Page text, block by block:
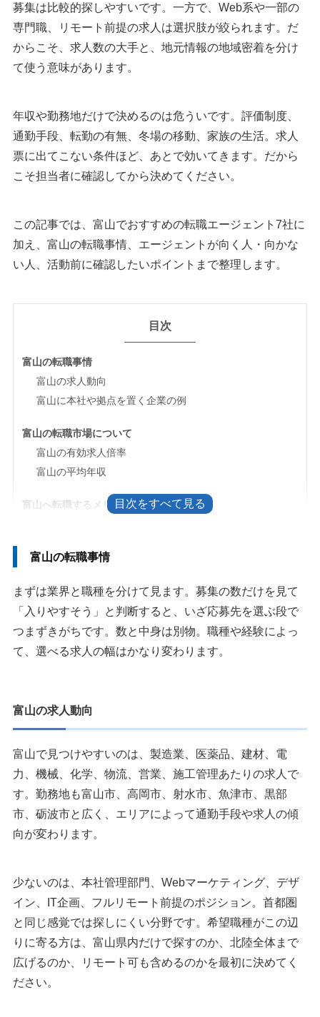
募集は比較的探しやすいです。一方で、Web系や一部の
専門職、リモート前提の求人は選択肢が絞られます。だ
からこそ、求人数の大手と、地元情報の地域密着を分け
て使う意味があります。
年収や勤務地だけで決めるのは危ういです。評価制度、
通勤手段、転勤の有無、冬場の移動、家族の生活。求人
票に出てこない条件ほど、あとで効いてきます。だから
こそ担当者に確認してから決めてください。
この記事では、富山でおすすめの転職エージェント7社に
加え、富山の転職事情、エージェントが向く人・向かな
い人、活動前に確認したいポイントまで整理します。
目次
富山の転職事情
富山の求人動向
富山に本社や拠点を置く企業の例
富山の転職市場について
富山の有効求人倍率
富山の平均年収
富山へ転職するメリット・デメリット
富山で条件のよい企業を探すときの見方
富山の転職で転職エージェントを使うべき人
大手と地域密着型を分けて使う
転職エージェントを使わないほうがいい人
転職を急がないほうがいい人
1.富山の非公開求人を確認できる
富山で転職エージェントを複数登録する考え方
富山の転職におすすめの転職エージェント7選
1：リクルートエージェント｜富山の求人を広く確認した
したい方におすすめ
4：マイナビ転職エージェント｜20代・第二新卒の富山転
職におすすめ
富山の転職事情
まずは業界と職種を分けて見ます。募集の数だけを見て
「入りやすそう」と判断すると、いざ応募先を選ぶ段で
つまずきがちです。数と中身は別物。職種や経験によっ
て、選べる求人の幅はかなり変わります。
富山の求人動向
富山で見つけやすいのは、製造業、医薬品、建材、電
力、機械、化学、物流、営業、施工管理あたりの求人で
す。勤務地も富山市、高岡市、射水市、魚津市、黒部
市、砺波市と広く、エリアによって通勤手段や求人の傾
向が変わります。
少ないのは、本社管理部門、Webマーケティング、デザ
イン、IT企画、フルリモート前提のポジション。首都圏
と同じ感覚では探しにくい分野です。希望職種がこの辺
りに寄る方は、富山県内だけで探すのか、北陸全体まで
広げるのか、リモート可も含めるのかを最初に決めてく
ださい。